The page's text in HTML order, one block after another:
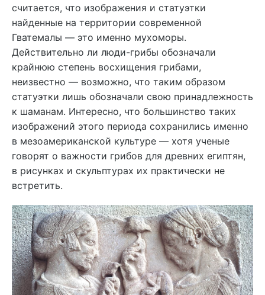
считается, что изображения и статуэтки
найденные на территории современной
Гватемалы — это именно мухоморы.
Действительно ли люди-грибы обозначали
крайнюю степень восхищения грибами,
неизвестно — возможно, что таким образом
статуэтки лишь обозначали свою принадлежность
к шаманам. Интересно, что большинство таких
изображений этого периода сохранились именно
в мезоамериканской культуре — хотя ученые
говорят о важности грибов для древних египтян,
в рисунках и скульптурах их практически не
встретить.